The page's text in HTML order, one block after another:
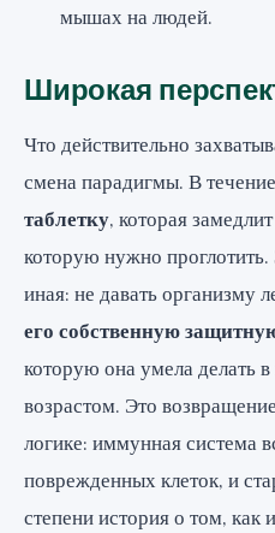
мышах на людей.
Широкая
Что действительно
смена парадигмы. В
таблетку, которая
которую нужно
иная: не давать организму
его собственную
которую она умела делать
возрастом. Это
логике: иммунная система
поврежденных клеток, и
степени история о том, как